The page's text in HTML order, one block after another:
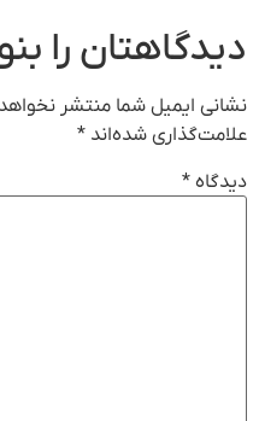
دیدگاهتان را
نشانی ایمیل شما منتشر
علامت‌گذاری شده‌اند *
دیدگاه *